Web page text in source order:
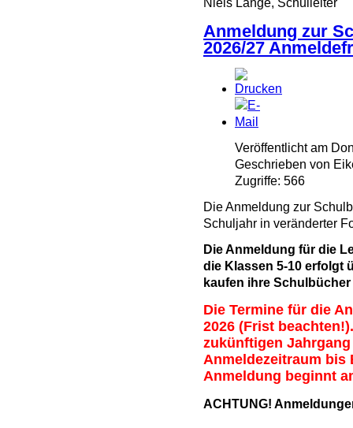
Anmeldung zur
2026/27
Veröffentlicht am
Geschrieben von
Zugriffe: 566
Die Anmeldung zur
Schuljahr in veränderter
Die Anmeldung für die
die Klassen 5-10 erfolgt
kaufen ihre
Die Termine für die
2026 (Frist beachten!)
zukünftigen Jahrgang
Anmeldezeitraum bis
Anmeldung beginnt
ACHTUNG!